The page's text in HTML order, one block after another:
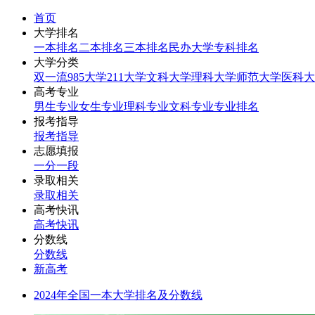
首页
大学排名
一本排名 二本排名三本排名 民办大学专科排名
大学分类
双一流985大学211大学文科大学理科大学师范大学医科
高考专业
男生专业女生专业理科专业文科专业专业排名
报考指导
报考指导
志愿填报
一分一段
录取相关
录取相关
高考快讯
高考快讯
分数线
分数线
新高考
2024年全国一本大学排名及分数线